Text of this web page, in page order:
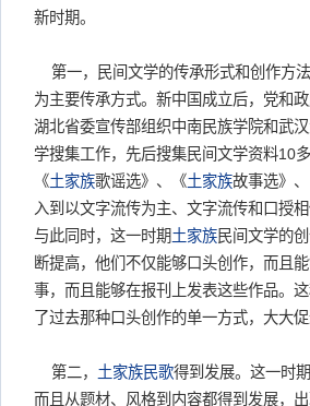
新时期。
第一，民间文学的传承形式和创作方
为主要传承方式。新中国成立后，党和
湖北省委宣传部组织中南民族学院和武
学搜集工作，先后搜集民间文学资料10
《土家族歌谣选》、《土家族故事选》
入到以文字流传为主、文字流传和口授
与此同时，这一时期土家族民间文学的
断提高，他们不仅能够口头创作，而且
事，而且能够在报刊上发表这些作品。
了过去那种口头创作的单一方式，大大
第二， 土家族民歌得到发展。这一时
而且从题材、风格到内容都得到发展，